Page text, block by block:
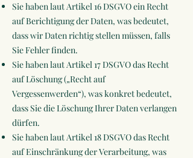
Sie haben laut Artikel 16 DSGVO ein Recht
auf Berichtigung der Daten, was bedeutet,
dass wir Daten richtig stellen müssen, falls
Sie Fehler finden.
Sie haben laut Artikel 17 DSGVO das Recht
auf Löschung („Recht auf
Vergessenwerden“), was konkret bedeutet,
dass Sie die Löschung Ihrer Daten verlangen
dürfen.
Sie haben laut Artikel 18 DSGVO das Recht
auf Einschränkung der Verarbeitung, was